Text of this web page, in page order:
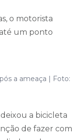
o motorista
um ponto
a ameaça | Foto:
a bicicleta
de fazer com